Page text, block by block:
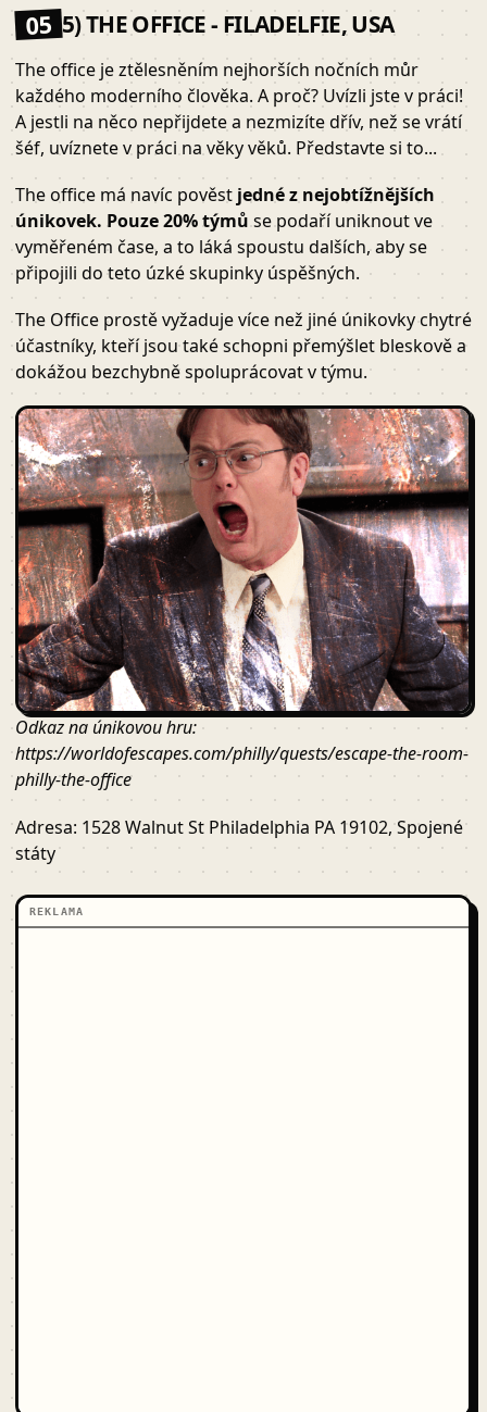
05 5) THE OFFICE - FILADELFIE, USA
The office je ztělesněním nejhorších nočních můr
každého moderního člověka. A proč? Uvízli jste v práci!
A jestli na něco nepřijdete a nezmizíte dřív, než se vrátí
šéf, uvíznete v práci na věky věků. Představte si to...
The office má navíc pověst jedné z nejobtížnějších
únikovek. Pouze 20% týmůse podaří uniknout ve
vyměřeném čase, a to láká spoustu dalších, aby se
připojili do teto úzké skupinky úspěšných.
The Office prostě vyžaduje více než jiné únikovky chytré
účastníky, kteří jsou také schopni přemýšlet bleskově a
dokážou bezchybně spoluprácovat v týmu.
Odkaz na únikovou hru:
https://worldofescapes.com/philly/quests/escape-the-room-
philly-the-office
Adresa: 1528 Walnut St Philadelphia PA 19102, Spojené
státy
REKLAMA